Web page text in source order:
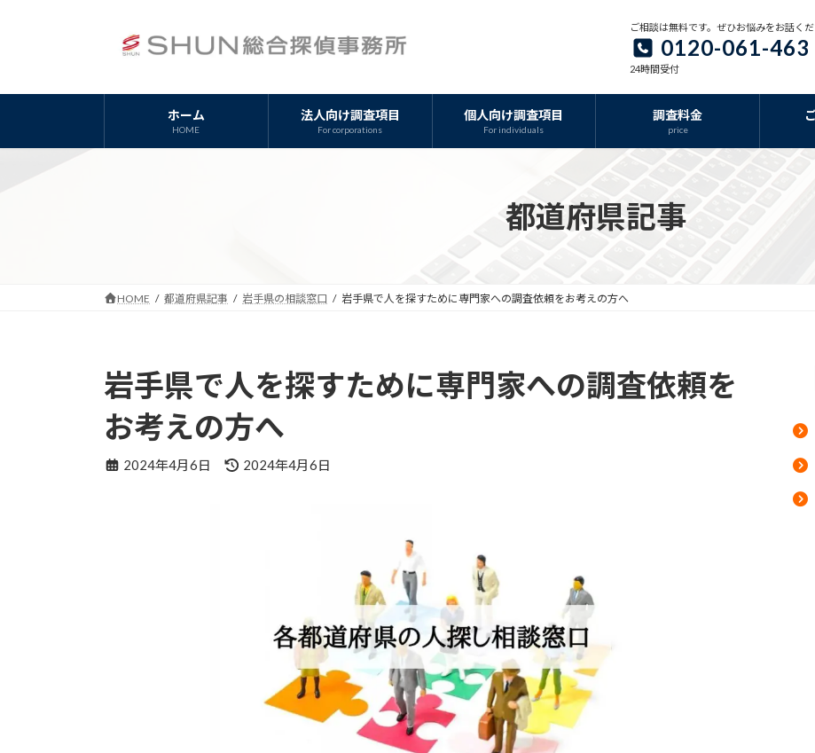
ツ
ス
シ
ン
ご相談は無料です。ぜひお悩みをお話くだ
0120-061-463
24時間受付
ホーム
HOME
法人向け調査項目
For corporations
個人向け調査項目
For individuals
調査料金
price
都道府県記事
HOME 都道府県記事 岩手県の相談窓口 岩手県で人を探すために専門家への調査依頼をお考えの方へ
岩手県で人を探すために専門家への調査依頼を
お考えの方へ
2024年4月6日
最
2024年4月6日